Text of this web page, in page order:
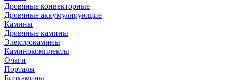
Дровяные конвекторные
Дровяные аккумулирующие
Камины
Дровяные камины
Электрокамины
Каминокомплекты
Очаги
Порталы
Биокамины